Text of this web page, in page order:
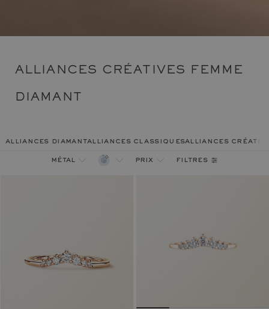
ALLIANCES CRÉATIVES FEMME
DIAMANT
alliances diamantalliances classiquesalliances
métal prix filtres